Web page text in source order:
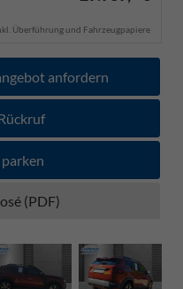
Überführung und Fahrzeugpapiere
anfordern
(PDF)